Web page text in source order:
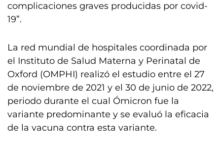
complicaciones graves producidas por covid-
19”.
La red mundial de hospitales coordinada por
el Instituto de Salud Materna y Perinatal de
Oxford (OMPHI) realizó el estudio entre el 27
de noviembre de 2021 y el 30 de junio de 2022,
periodo durante el cual Ómicron fue la
variante predominante y se evaluó la eficacia
de la vacuna contra esta variante.